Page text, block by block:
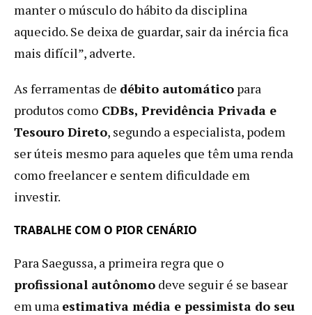
manter o músculo do hábito da disciplina
aquecido. Se deixa de guardar, sair da inércia fica
mais difícil”, adverte.
As ferramentas de débito automático para
produtos como CDBs, Previdência Privada e
Tesouro Direto, segundo a especialista, podem
ser úteis mesmo para aqueles que têm uma renda
como freelancer e sentem dificuldade em
investir.
TRABALHE COM O PIOR CENÁRIO
Para Saegussa, a primeira regra que o
profissional autônomo deve seguir é se basear
em uma estimativa média e pessimista do seu